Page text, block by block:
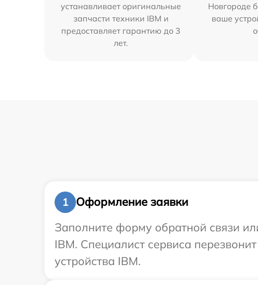
устанавливает оригинальные
запчасти техники IBM и
предоставляет гарантию до 3
лет.
Новгороде
ваше
1
Оформление заявки
Заполните форму обратной связи
IBM. Специалист сервиса
устройства IBM.